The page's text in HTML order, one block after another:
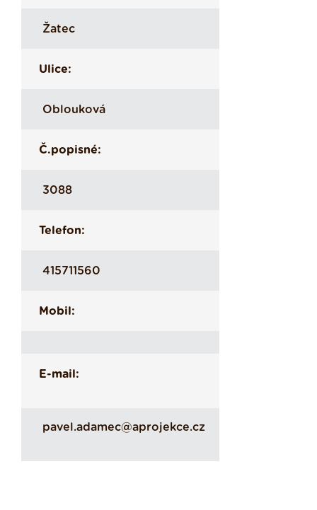
Žatec
Ulice:
Oblouková
Č.popisné:
3088
Telefon:
415711560
Mobil:
E-mail:
pavel.adamec@aprojekce.cz